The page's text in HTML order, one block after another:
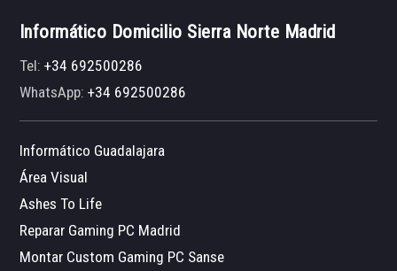
Informático Domicilio Sierra Norte Madrid
Tel:+34 692500286
WhatsApp:+34 692500286
Informático Guadalajara
Área Visual
Ashes To Life
Reparar Gaming PC Madrid
Montar Custom Gaming PC Sanse